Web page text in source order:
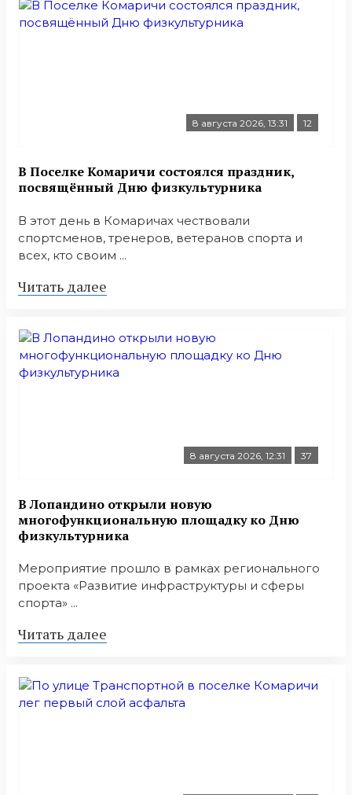
8 августа 2026, 13:31 12
В Поселке Комаричи состоялся праздник,
посвящённый Дню физкультурника
В этот день в Комаричах чествовали
спортсменов, тренеров, ветеранов спорта и
всех, кто своим ...
Читать далее
8 августа 2026, 12:31 37
В Лопандино открыли новую
многофункциональную площадку ко Дню
физкультурника
Мероприятие прошло в рамках регионального
проекта «Развитие инфраструктуры и сферы
спорта» ...
Читать далее